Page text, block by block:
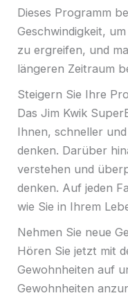
Dieses Programm
Geschwindigkeit,
zu ergreifen, und
längeren Zeitraum
Steigern Sie Ihre
Das Jim Kwik
Ihnen, schneller
denken. Darüber
verstehen und
denken. Auf jeden
wie Sie in Ihrem
Nehmen Sie neue
Hören Sie jetzt mit
Gewohnheiten auf
Gewohnheiten